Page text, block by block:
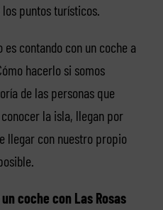
puntos turísticos.
contando con un coche a
hacerlo si somos
de las personas que
la isla, llegan por
llegar con nuestro propio
coche con Las Rosas